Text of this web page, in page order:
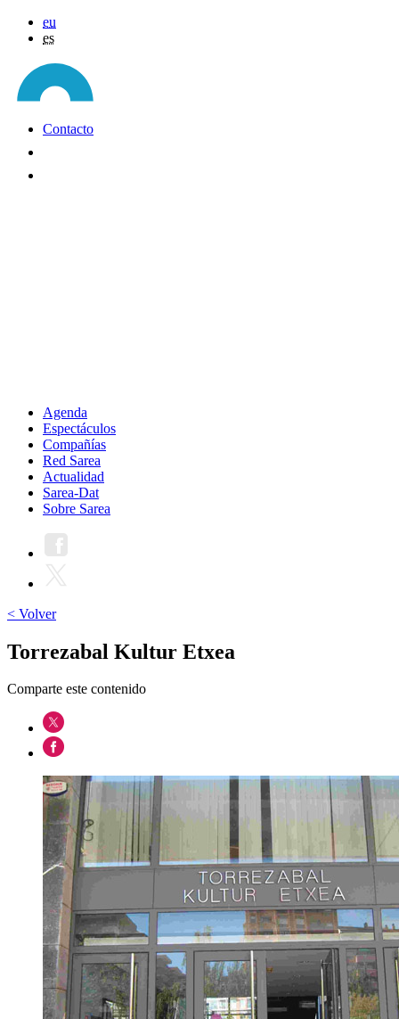
eu
es
Contacto
Agenda
Espectáculos
Compañías
Red Sarea
Actualidad
Sarea-Dat
Sobre Sarea
< Volver
Torrezabal Kultur Etxea
Comparte este contenido